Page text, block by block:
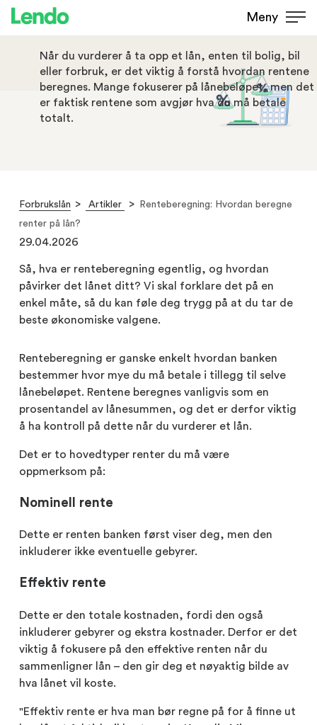
Meny
Renteberegning: Hvordan
beregne renter på lån?
Når du vurderer å ta opp et lån, enten til bolig, bil
eller forbruk, er det viktig å forstå hvordan rentene
beregnes. Mange fokuserer på lånebeløpet, men det
er faktisk rentene som avgjør hva du må betale
totalt.
Forbrukslån Artikler
Renteberegning: Hvordan beregne
renter på lån?
29.04.2026
Så, hva er renteberegning egentlig, og hvordan
påvirker det lånet ditt? Vi skal forklare det på en
enkel måte, så du kan føle deg trygg på at du tar de
beste økonomiske valgene.
Renteberegning er ganske enkelt hvordan banken
bestemmer hvor mye du må betale i tillegg til selve
lånebeløpet. Rentene beregnes vanligvis som en
prosentandel av lånesummen, og det er derfor viktig
å ha kontroll på dette når du vurderer et lån.
Det er to hovedtyper renter du må være
oppmerksom på:
Nominell rente
Dette er renten banken først viser deg, men den
inkluderer ikke eventuelle gebyrer.
Effektiv rente
Dette er den totale kostnaden, fordi den også
inkluderer gebyrer og ekstra kostnader. Derfor er det
viktig å fokusere på den effektive renten når du
sammenligner lån – den gir deg et nøyaktig bilde av
hva lånet vil koste.
"Effektiv rente er hva man bør regne på for å finne ut